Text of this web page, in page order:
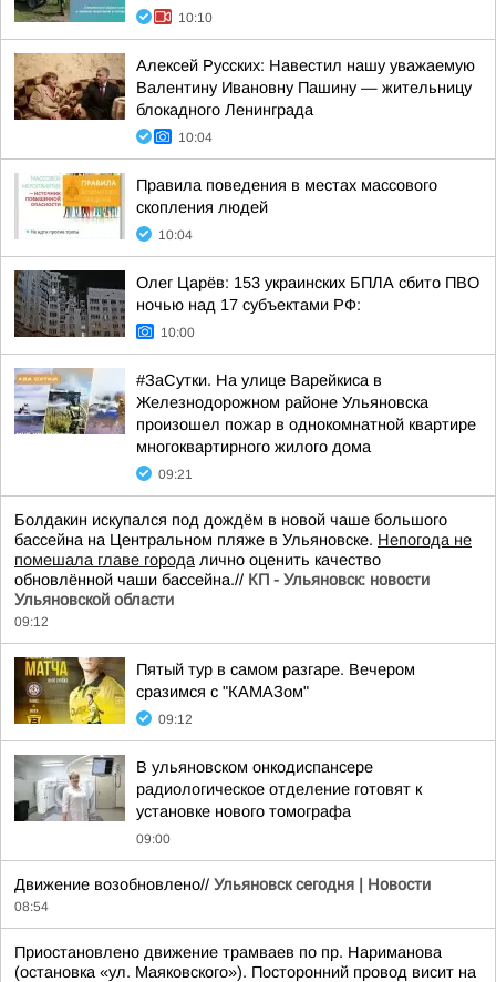
10:10
Алексей Русских: Навестил нашу уважаемую
Валентину Ивановну Пашину — жительницу
блокадного Ленинграда
10:04
Правила поведения в местах массового
скопления людей
10:04
Олег Царёв: 153 украинских БПЛА сбито ПВО
ночью над 17 субъектами РФ:
10:00
#ЗаСутки. На улице Варейкиса в
Железнодорожном районе Ульяновска
произошел пожар в однокомнатной квартире
многоквартирного жилого дома
09:21
Болдакин искупался под дождём в новой чаше большого
бассейна на Центральном пляже в Ульяновске. Непогода не
помешала главе города лично оценить качество
обновлённой чаши бассейна.// КП - Ульяновск: новости
Ульяновской области
09:12
Пятый тур в самом разгаре. Вечером
сразимся с "КАМАЗом"
09:12
В ульяновском онкодиспансере
радиологическое отделение готовят к
установке нового томографа
09:00
Движение возобновлено// Ульяновск сегодня | Новости
08:54
Приостановлено движение трамваев по пр. Нариманова
(остановка «ул. Маяковского»). Посторонний провод висит на